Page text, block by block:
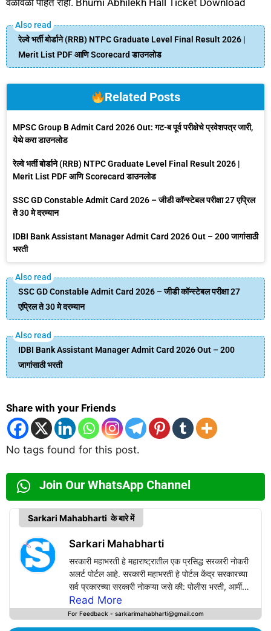
रेल्वे भर्ती बोर्डाने (RRB) NTPC Graduate Level Final Result 2026 |
Merit List PDF आणि Scorecard डाउनलोड
Related Posts
MPSC Group B Admit Card 2026 Out: गट-ब पूर्व परीक्षेचे प्रवेशपत्र जारी,
येथे करा डाउनलोड
रेल्वे भर्ती बोर्डाने (RRB) NTPC Graduate Level Final Result 2026 |
Merit List PDF आणि Scorecard डाउनलोड
SSC GD Constable Admit Card 2026 – जीडी कॉन्स्टेबल परीक्षा 27 एप्रिल
ते 30 मे दरम्यान
IDBI Bank Assistant Manager Admit Card 2026 Out – 200 जागांसाठी
भरती
SSC GD Constable Admit Card 2026 – जीडी कॉन्स्टेबल परीक्षा 27
एप्रिल ते 30 मे दरम्यान
IDBI Bank Assistant Manager Admit Card 2026 Out – 200
जागांसाठी भरती
Share with your Friends
No tags found for this post.
Join Our WhatsApp Channel
Sarkari Mahabharti के बारे में
Sarkari Mahabharti
सरकारी महाभरती हे महाराष्ट्रातील एक प्रसिद्ध सरकारी नोकरी
अलर्ट पोर्टल आहे. सरकारी महाभरती हे पोर्टल केंद्र सरकारच्या
सर्व प्रकारच्या सरकारी नोकऱ्या जसे की: पोलीस भरती, आर्मी
भरती, रेल्वे भरती, Bank Jobs, SSC, UPSC, PSC,
Defence Jobs तसेच सर्व राज्य सरकारच्या सरकारी
Read More
For Feedback - sarkarimahabharti@gmail.com